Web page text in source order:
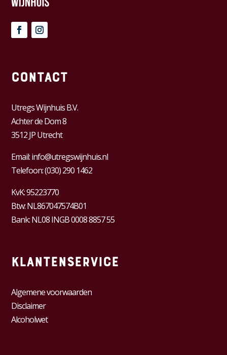
Contact
Utregs Wijnhuis B.V.
Achter de Dom 8
3512 JP Utrecht
Email:info@utregswijnhuis.nl
Telefoon:(030) 290 1462
KvK:95223770
Btw:NL867047574B01
Bank: NL08 INGB 0008 8857 55
Klantenservice
Algemene voorwaarden
Disclaimer
Alcoholwet